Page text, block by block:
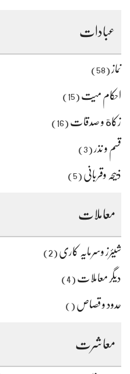
عبادات
نماز (58)
احکام میت (15)
زکاة و صدقات (16)
قسم و نذر (3)
ذبیحہ وقربانی (5)
معاملات
شیئرز وسرمایہ کاری (2)
دیگر معاملات (4)
حدود و قصاص ()
معاشرت